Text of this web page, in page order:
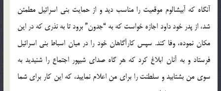
آنگاه كه آبیشالوم موقعیت را مناسب دید و از حمایت بنی اسرائیل مطمئن
شد، از پدر خود داود اجازه خواست كه به “جدون” برود تا به نذری كه در این
مكان نموده، وفا كند. سپس كارآگاهان خود را در میان اسباط بنی اسرائیل
فرستاد و به آنان ابلاغ كرد كه هر گاه صدای شیپور اجتماع را شنیدید به
سوی من بشتابید و سلطنت را برای من اعلام نمایید، كه این كار برای شما